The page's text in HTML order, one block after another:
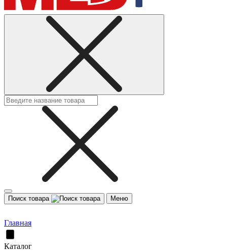
Поиск товара Меню
Главная
Каталог